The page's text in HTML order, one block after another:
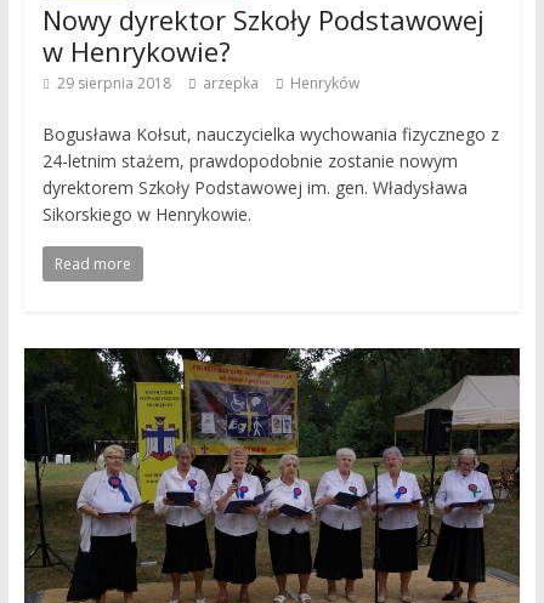
Nowy dyrektor Szkoły Podstawowej
w Henrykowie?
29 sierpnia 2018 arzepka Henryków
Bogusława Kołsut, nauczycielka wychowania fizycznego z
24-letnim stażem, prawdopodobnie zostanie nowym
dyrektorem Szkoły Podstawowej im. gen. Władysława
Sikorskiego w Henrykowie.
Read more